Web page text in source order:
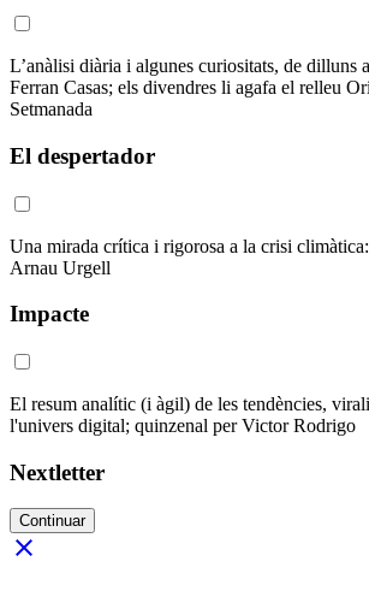
L’anàlisi diària i algunes curiositats, de dilluns
Ferran Casas; els divendres li agafa el relleu
Setmanada
El despertador
Una mirada crítica i rigorosa a la crisi
Arnau Urgell
Impacte
El resum analític (i àgil) de les tendències,
l'univers digital; quinzenal per Victor Rodrigo
Nextletter
Continuar
close